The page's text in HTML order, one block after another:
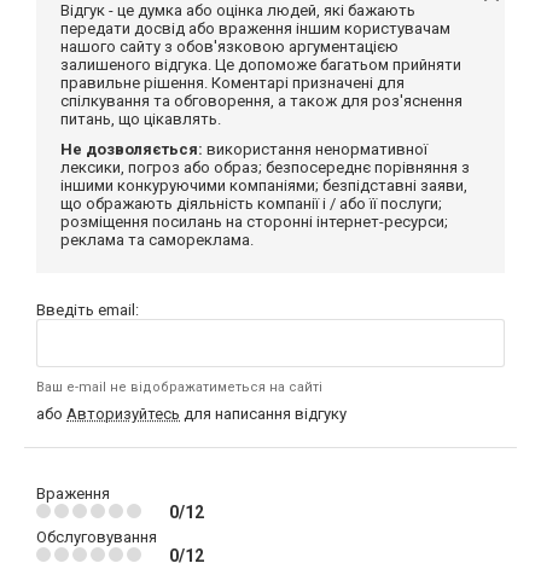
Відгук - це думка або оцінка людей, які бажають
передати досвід або враження іншим користувачам
нашого сайту з обов'язковою аргументацією
залишеного відгука. Це допоможе багатьом прийняти
правильне рішення. Коментарі призначені для
спілкування та обговорення, а також для роз'яснення
питань, що цікавлять.
Не дозволяється: використання ненормативної
лексики, погроз або образ; безпосереднє порівняння з
іншими конкуруючими компаніями; безпідставні заяви,
що ображають діяльність компанії і / або її послуги;
розміщення посилань на сторонні інтернет-ресурси;
реклама та самореклама.
Введіть email:
Ваш e-mail не відображатиметься на сайті
або Авторизуйтесь для написання відгуку
Враження
0/12
Обслуговування
0/12